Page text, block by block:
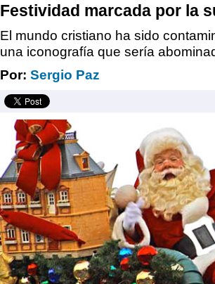
Festividad marcada por la
El mundo cristiano ha sido
una iconografía que sería
Por: Sergio Paz